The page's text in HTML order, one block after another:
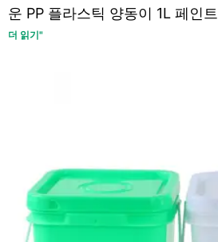
운 PP 플라스틱 양동이 1L 페인
더 읽기"